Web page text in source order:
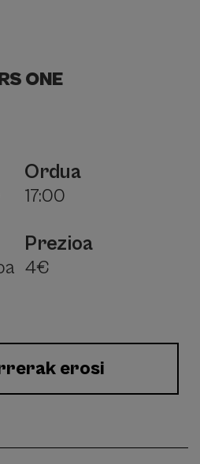
ONE
Ordua
17:00
Prezioa
4€
erosi